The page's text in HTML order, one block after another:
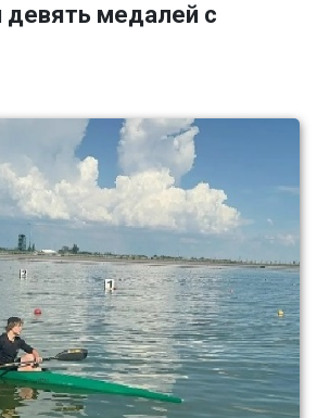
девять медалей с